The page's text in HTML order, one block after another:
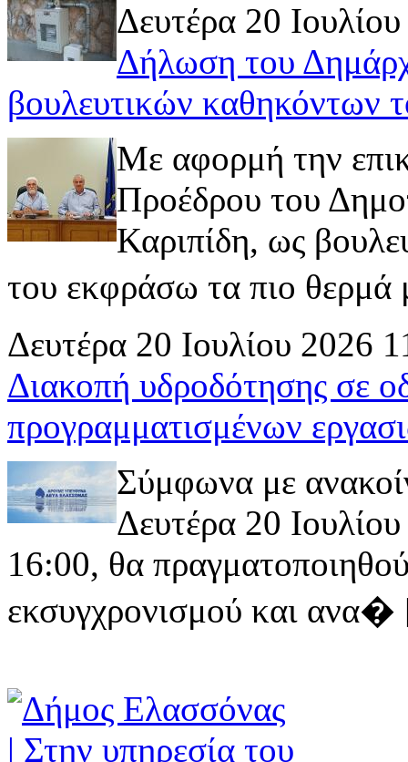
Δευτέρα 20
Δήλωση του
βουλευτικών καθηκόντων
Με αφορμή την
Προέδρου του
Καριπίδη, ως
του εκφράσω τα πιο
Δευτέρα 20 Ιουλίου 2026
Διακοπή υδροδότησης σε
προγραμματισμένων
Σύμφωνα με
Δευτέρα 20
16:00, θα
εκσυγχρονισμού και